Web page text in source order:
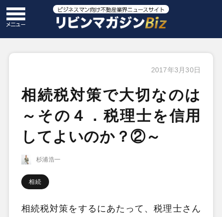
2017年3月30日
相続税対策で大切なのは
～その４．税理士を信用
してよいのか？②～
杉浦浩一
相続
相続税対策をするにあたって、税理士さん